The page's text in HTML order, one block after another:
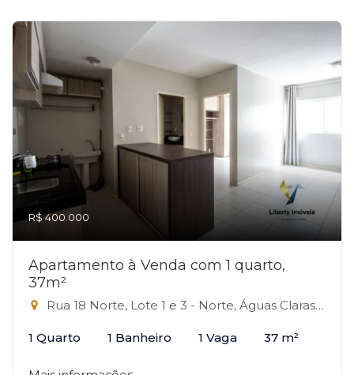
R$ 400.000
Apartamento à Venda com 1 quarto,
37m²
Rua 18 Norte, Lote 1 e 3 - Norte, Águas Claras-DF
1 Quarto 1 Banheiro 1 Vaga 37 m²